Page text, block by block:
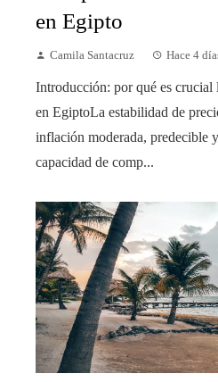
en Egipto
Camila Santacruz Hace 4
Introducción: por qué es crucial
en EgiptoLa estabilidad de
inflación moderada, predecible
capacidad de comp...